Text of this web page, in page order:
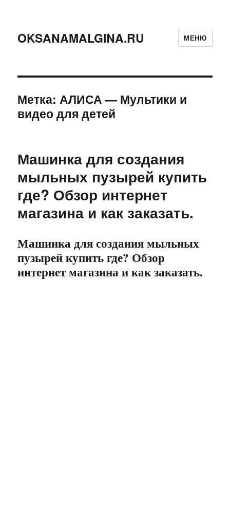
OKSANAMALGINA.RU МЕНЮ
Метка:АЛИСА — Мультики и
видео для детей
Машинка для создания
мыльных пузырей купить
где? Обзор интернет
магазина и как заказать.
Машинка для создания мыльных
пузырей купить где? Обзор
интернет магазина и как заказать.